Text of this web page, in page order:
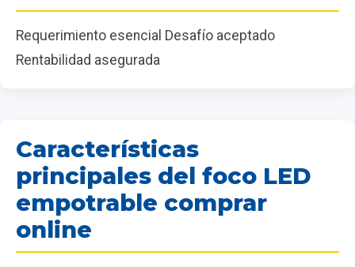
Requerimiento esencial Desafío aceptado
Rentabilidad asegurada
Características
principales del foco LED
empotrable comprar
online